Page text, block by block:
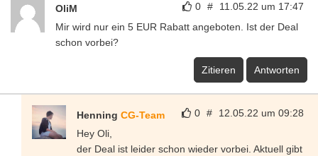
0 # 11.05.22 um 17:47
OliM
Mir wird nur ein 5 EUR Rabatt angeboten. Ist der Deal
schon vorbei?
Zitieren Antworten
0 # 12.05.22 um 09:28
Henning CG-Team
Hey Oli,
der Deal ist leider schon wieder vorbei. Aktuell gibt